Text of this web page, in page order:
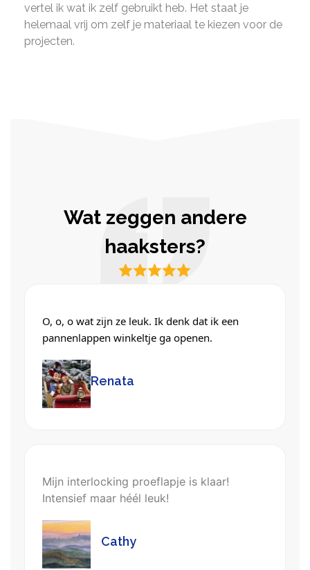
vertel ik wat ik zelf gebruikt heb. Het staat je
helemaal vrij om zelf je materiaal te kiezen voor de
projecten.
Wat zeggen andere
haaksters?
O, o, o wat zijn ze leuk. Ik denk dat ik een
pannenlappen winkeltje ga openen.
Renata
Mijn interlocking proeflapje is klaar!
Intensief maar héél leuk!
Cathy